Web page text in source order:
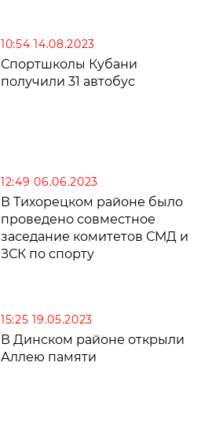
10:54 14.08.2023
Спортшколы Кубани
получили 31 автобус
12:49 06.06.2023
В Тихорецком районе было
проведено совместное
заседание комитетов СМД и
ЗСК по спорту
15:25 19.05.2023
В Динском районе открыли
Аллею памяти